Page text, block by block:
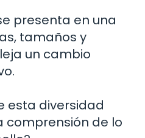
presenta en una
tamaños y
un cambio
esta diversidad
comprensión de lo